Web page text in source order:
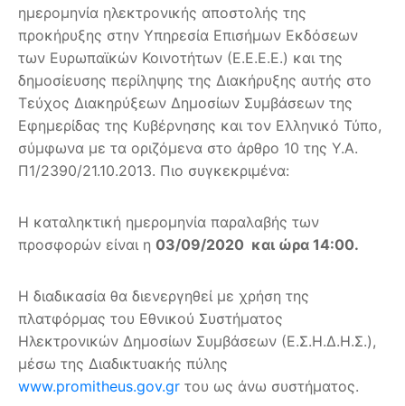
ημερομηνία ηλεκτρονικής αποστολής της
προκήρυξης στην Υπηρεσία Επισήμων Εκδόσεων
των Ευρωπαϊκών Κοινοτήτων (Ε.Ε.Ε.Ε.) και της
δημοσίευσης περίληψης της Διακήρυξης αυτής στο
Τεύχος Διακηρύξεων Δημοσίων Συμβάσεων της
Εφημερίδας της Κυβέρνησης και τον Ελληνικό Τύπο,
σύμφωνα με τα οριζόμενα στο άρθρο 10 της Υ.Α.
Π1/2390/21.10.2013. Πιο συγκεκριμένα:
Η καταληκτική ημερομηνία παραλαβής των
προσφορών είναι η 03/09/2020 και ώρα 14:00.
Η διαδικασία θα διενεργηθεί με χρήση της
πλατφόρμας του Εθνικού Συστήματος
Ηλεκτρονικών Δημοσίων Συμβάσεων (Ε.Σ.Η.Δ.Η.Σ.),
μέσω της Διαδικτυακής πύλης
www.promitheus.gov.gr του ως άνω συστήματος.